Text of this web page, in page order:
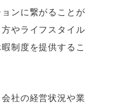
ンに繋がることが
やライフスタイル
制度を提供するこ
社の経営状況や業